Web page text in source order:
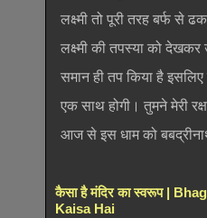
लक्ष्मी तो पूरी तरह बर्फ से
लक्ष्मी की तपस्या को देखकर
समान ही तप किया है इसलिए
एक साथ होगी। तुमने मेरी
आज से इस धाम को
कैसा है मंदिर का स्वरूप |
Kaisa Hai